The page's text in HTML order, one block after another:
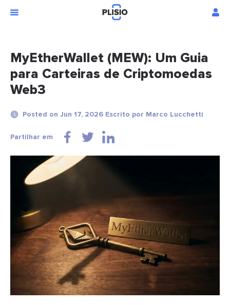
MyEtherWallet (MEW): Um Guia
para Carteiras de Criptomoedas
Web3
Posted on Jun 17, 2026 Escrito por Marco Lucchetti
Partilhar em